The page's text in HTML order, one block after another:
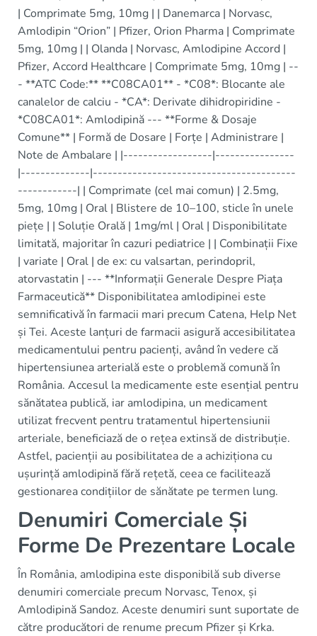
| Comprimate 5mg, 10mg | | Danemarca | Norvasc,
Amlodipin “Orion” | Pfizer, Orion Pharma | Comprimate
5mg, 10mg | | Olanda | Norvasc, Amlodipine Accord |
Pfizer, Accord Healthcare | Comprimate 5mg, 10mg | --
- **ATC Code:** **C08CA01** - *C08*: Blocante ale
canalelor de calciu - *CA*: Derivate dihidropiridine -
*C08CA01*: Amlodipină --- **Forme & Dosaje
Comune** | Formă de Dosare | Forțe | Administrare |
Note de Ambalare | |------------------|----------------
|--------------|-----------------------------------------
------------| | Comprimate (cel mai comun) | 2.5mg,
5mg, 10mg | Oral | Blistere de 10–100, sticle în unele
piețe | | Soluție Orală | 1mg/ml | Oral | Disponibilitate
limitată, majoritar în cazuri pediatrice | | Combinații Fixe
| variate | Oral | de ex: cu valsartan, perindopril,
atorvastatin | --- **Informații Generale Despre Piața
Farmaceutică** Disponibilitatea amlodipinei este
semnificativă în farmacii mari precum Catena, Help Net
și Tei. Aceste lanțuri de farmacii asigură accesibilitatea
medicamentului pentru pacienți, având în vedere că
hipertensiunea arterială este o problemă comună în
România. Accesul la medicamente este esențial pentru
sănătatea publică, iar amlodipina, un medicament
utilizat frecvent pentru tratamentul hipertensiunii
arteriale, beneficiază de o rețea extinsă de distribuție.
Astfel, pacienții au posibilitatea de a achiziționa cu
ușurință amlodipină fără rețetă, ceea ce facilitează
gestionarea condițiilor de sănătate pe termen lung.
Denumiri Comerciale Și
Forme De Prezentare Locale
În România, amlodipina este disponibilă sub diverse
denumiri comerciale precum Norvasc, Tenox, și
Amlodipină Sandoz. Aceste denumiri sunt suportate de
către producători de renume precum Pfizer și Krka.